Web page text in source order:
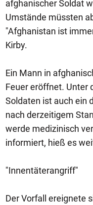
afghanischer Soldat
Umstände müssten
"Afghanistan ist
Kirby.
Ein Mann in
Feuer eröffnet. Unter
Soldaten ist auch ein
nach derzeitigem
werde medizinisch
informiert, hieß es
"Innentäterangriff"
Der Vorfall ereignete